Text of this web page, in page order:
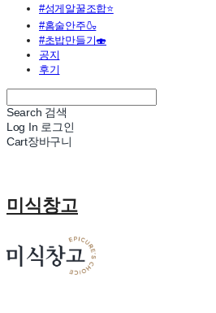
#성게알꿀조합⭐
#홈술안주🍶
#초밥만들기🍣
공지
후기
Search 검색
Log In 로그인
Cart장바구니
미식창고